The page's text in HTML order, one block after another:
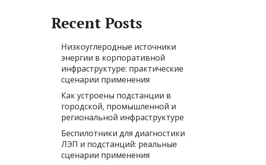
Recent Posts
Низкоуглеродные источники
энергии в корпоративной
инфраструктуре: практические
сценарии применения
Как устроены подстанции в
городской, промышленной и
региональной инфраструктуре
Беспилотники для диагностики
ЛЭП и подстанций: реальные
сценарии применения